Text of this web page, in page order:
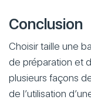
Conclusion
Choisir taille une
de préparation et
plusieurs façons
de l’utilisation